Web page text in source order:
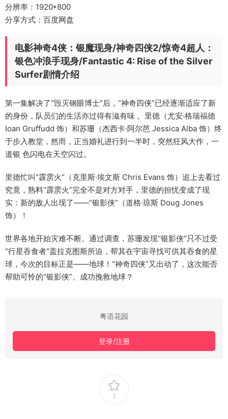
分辨率：1920*800
分享方式：百度网盘
电影神奇4侠：银魔现身/神奇四侠2/惊奇4超人：
银色冲浪手现身/Fantastic 4: Rise of the Silver
Surfer剧情介绍
第一集解决了“毁灭钢眼博士”后，“神奇四侠”已经逐渐适应了新
的身份，队员们的生活亦过得有滋有味 。里德（尤安·格瑞福德
Ioan Gruffudd 饰）和苏珊（杰西卡·阿尔芭 Jessica Alba 饰）终
于步入教堂，然而，正当婚礼进行到一半时，突然狂风大作，一
道银 色闪电在天空闪过。
里德忙叫“霹雳火”（克里斯·埃文斯 Chris Evans 饰）追上去看过
究竟，熟料“霹雳火”完全不是对方对手，里德的担忧变成了现
实：新的敌人出现了――“银影侠”（道格·琼斯 Doug Jones
饰）！
世界各地开始灾难不断。通过调查，苏珊发现“银影侠”只不过受
“行星吞食者”盖拉克图斯所迫，帮其在宇宙寻找可供其吞食的星
球，今次的目标正是――地球！“神奇四侠”又出动了，这次能否
帮助可怜的“银影侠”、成功挽救地球？
粤语花园
登录/注册
1